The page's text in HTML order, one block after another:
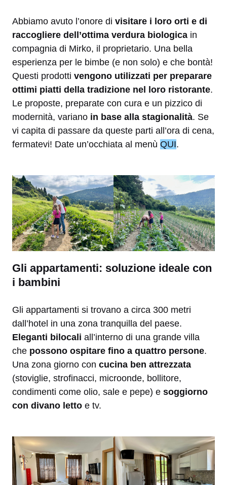
Abbiamo avuto l’onore di visitare i loro orti e di
raccogliere dell’ottima verdura biologica in
compagnia di Mirko, il proprietario. Una bella
esperienza per le bimbe (e non solo) e che bontà!
Questi prodotti vengono utilizzati per preparare
ottimi piatti della tradizione nel loro ristorante.
Le proposte, preparate con cura e un pizzico di
modernità, variano in base alla stagionalità. Se
vi capita di passare da queste parti all’ora di cena,
fermatevi! Date un’occhiata al menù QUI.
Gli appartamenti: soluzione ideale con
i bambini
Gli appartamenti si trovano a circa 300 metri
dall’hotel in una zona tranquilla del paese.
Eleganti bilocali all’interno di una grande villa
che possono ospitare fino a quattro persone.
Una zona giorno con cucina ben attrezzata
(stoviglie, strofinacci, microonde, bollitore,
condimenti come olio, sale e pepe) e soggiorno
con divano letto e tv.